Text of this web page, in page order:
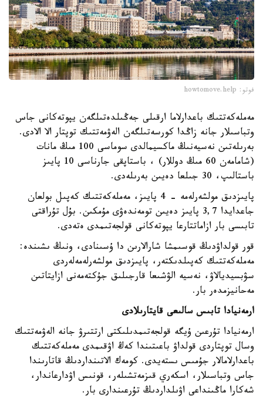
فوتو: howtomove.help
مەملەكەتتىك باعدارلاما ارقىلى جەڭىلدەتىلگەن يپوتەكانى جاس
وتباسىلار جانە زاڭدا كورسەتىلگەن الەۋمەتتىك توپتار الا الادى.
بەرىلەتىن نەسيەنىڭ ماكسيمالدى سوماسى 100 مىڭ مانات
(شامامەن 60 مىڭ دوللار) ، باستاپقى جارناسى 10 پايىز
باستالىپ، 30 جىلعا دەيىن بەرىلەدى.
پايىزدىق مولشەرلەمە - 4 پايىز، مەملەكەتتىك كەپىل بولعان
جاعدايدا 3,7 پايىز دەيىن تومەندەۋى مۇمكىن. بۇل تۇراقتى
تابىسى بار ازاماتتارعا يپوتەكانى قولجەتىمدى ەتەدى.
قور قولداۋدىڭ قوسىمشا شارالارىن دا ۇسىنادى، ونىڭ ىشىندە:
مەملەكەتتىك كەپىلدىكتەر، پايىزدىق مولشەرلەمەلەردى
سۋبسيديالاۋ، نەسيە الۋشىعا قارجىلىق جۇكتەمەنى ازايتاتىن
مەحانيزمدەر بار.
ارمەنيادا تابىس سالىعى قايتارىلادى
ارمەنيادا تۇرعىن ۇيگە قولجەتىمدىلىكتى ارتتىرۋ جانە الەۋمەتتىك
وسال توپتاردى قولداۋ باعىتىندا كەڭ اۋقىمدى مەملەكەتتىك
باعدارلامالار جۇمىس ىستەيدى. كومەك الاتىنداردىڭ قاتارىندا
جاس وتباسىلار، اسكەري قىزمەتشىلەر، قونىس اۋدارعاندار،
شەكارا ماڭىنداعى اۋىلداردىڭ تۇرعىندارى بار.